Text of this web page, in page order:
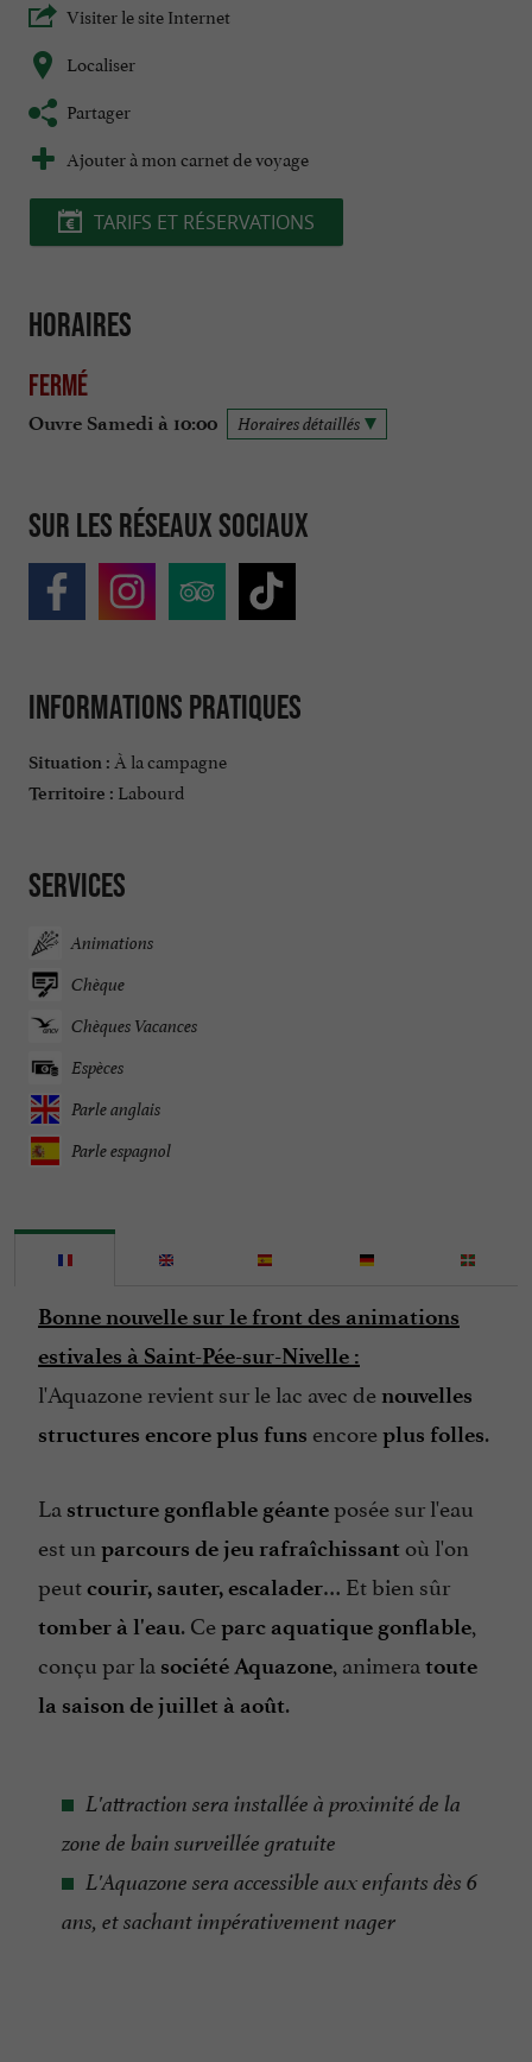
Visiter le site Internet
Localiser
Partager
Ajouter à mon carnet de voyage
TARIFS ET RÉSERVATIONS
Horaires
Fermé
Ouvre Samedi à 10:00 Horaires détaillés
Sur les réseaux sociaux
Informations pratiques
Situation : À la campagne
Territoire : Labourd
Services
Animations
Chèque
Chèques Vacances
Espèces
Parle anglais
Parle espagnol
Bonne nouvelle sur le front des animations
estivales à Saint-Pée-sur-Nivelle :
l'Aquazone revient sur le lac avec de nouvelles
structures encore plus funs encoreplus folles.
La structure gonflable géanteposée sur l'eau
est un parcours de jeu rafraîchissant où l'on
peutcourir, sauter, escalader… Et bien sûr
tomber à l'eau. Ceparc aquatique gonflable,
conçu par la société Aquazone, animera toute
la saison de juillet à août.
L'attraction sera installée à proximité de la
zone de bain surveillée gratuite
L'Aquazone sera accessible aux enfants dès 6
ans, et sachant impérativement nager